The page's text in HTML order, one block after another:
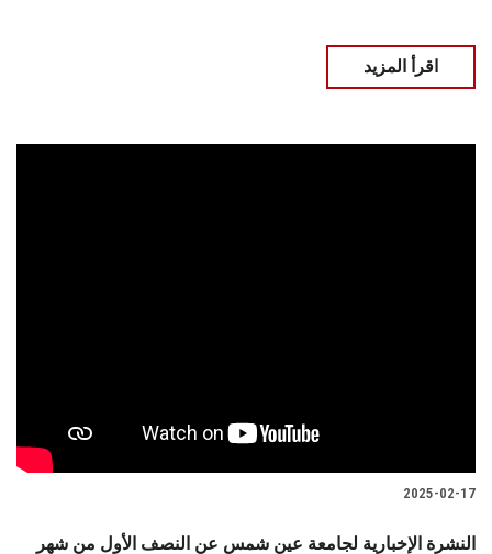
اقرأ المزيد
2025-02-17
النشرة الإخبارية لجامعة عين شمس عن النصف الأول من شهر